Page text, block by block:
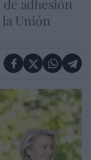
adhesión
Unión